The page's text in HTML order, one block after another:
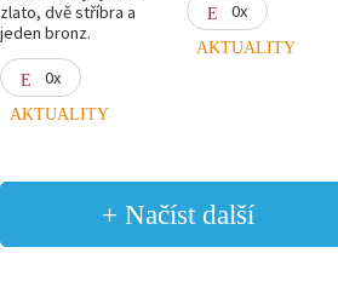
zlato, dvě stříbra a
jeden bronz.
0x
AKTUALITY
0x
AKTUALITY
+ Načíst další